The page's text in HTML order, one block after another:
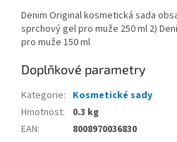
Denim Original kosmetická sada
sprchový gel pro muže 250 ml 2)
pro muže 150 ml
Doplňkové parametry
Kategorie: Kosmetické sady
Hmotnost:
0.3 kg
EAN: 8008970036830